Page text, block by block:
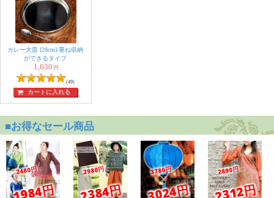
カレー大皿 [28cm]-重ね収納
ができるタイプ
1,630 円
(49)
カートに入れる